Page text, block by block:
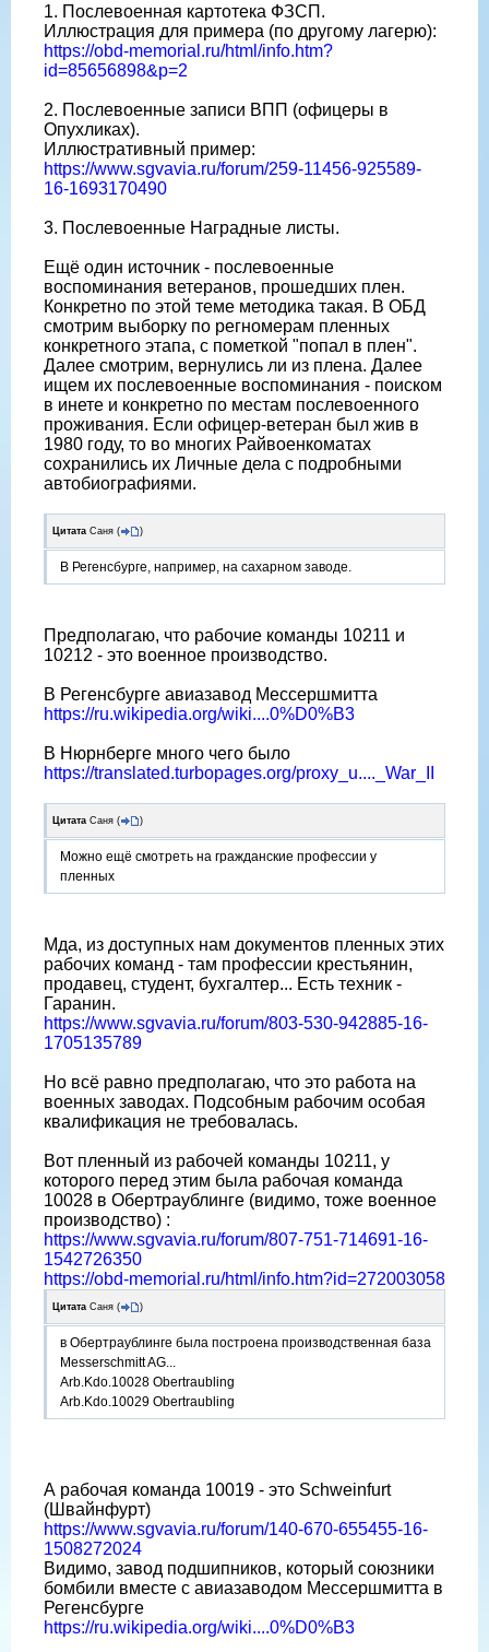
1. Послевоенная картотека ФЗСП.
Иллюстрация для примера (по другому лагерю):
https://obd-memorial.ru/html/info.htm?
id=85656898&p=2
2. Послевоенные записи ВПП (офицеры в
Опухликах).
Иллюстративный пример:
https://www.sgvavia.ru/forum/259-11456-925589-
16-1693170490
3. Послевоенные Наградные листы.
Ещё один источник - послевоенные
воспоминания ветеранов, прошедших плен.
Конкретно по этой теме методика такая. В ОБД
смотрим выборку по регномерам пленных
конкретного этапа, с пометкой "попал в плен".
Далее смотрим, вернулись ли из плена. Далее
ищем их послевоенные воспоминания - поиском
в инете и конкретно по местам послевоенного
проживания. Если офицер-ветеран был жив в
1980 году, то во многих Райвоенкоматах
сохранились их Личные дела с подробными
автобиографиями.
Цитата Саня ( )
В Регенсбурге, например, на сахарном заводе.
Предполагаю, что рабочие команды 10211 и
10212 - это военное производство.
В Регенсбурге авиазавод Мессершмитта
https://ru.wikipedia.org/wiki....0%D0%B3
В Нюрнберге много чего было
https://translated.turbopages.org/proxy_u...._War_II
Цитата Саня ( )
Можно ещё смотреть на гражданские профессии у
пленных
Мда, из доступных нам документов пленных этих
рабочих команд - там профессии крестьянин,
продавец, студент, бухгалтер... Есть техник -
Гаранин.
https://www.sgvavia.ru/forum/803-530-942885-16-
1705135789
Но всё равно предполагаю, что это работа на
военных заводах. Подсобным рабочим особая
квалификация не требовалась.
Вот пленный из рабочей команды 10211, у
которого перед этим была рабочая команда
10028 в Обертраублинге (видимо, тоже военное
производство) :
https://www.sgvavia.ru/forum/807-751-714691-16-
1542726350
https://obd-memorial.ru/html/info.htm?id=272003058
Цитата Саня ( )
в Обертраублинге была построена производственная база
Messerschmitt AG...
Arb.Kdo.10028 Obertraubling
Arb.Kdo.10029 Obertraubling
А рабочая команда 10019 - это Schweinfurt
(Швайнфурт)
https://www.sgvavia.ru/forum/140-670-655455-16-
1508272024
Видимо, завод подшипников, который союзники
бомбили вместе с авиазаводом Мессершмитта в
Регенсбурге
https://ru.wikipedia.org/wiki....0%D0%B3